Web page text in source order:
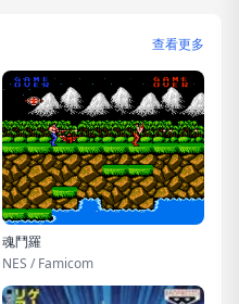
查看更多
魂鬥羅
NES / Famicom